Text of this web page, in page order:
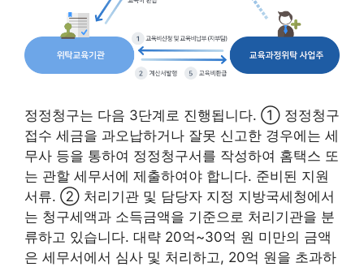
정정청구는 다음 3단계로 진행됩니다. ① 정정청구
접수 세금을 과오납하거나 잘못 신고한 경우에는 세
무사 등을 통하여 정정청구서를 작성하여 홈택스 또
는 관할 세무서에 제출하여야 합니다. 준비된 지원
서류. ② 처리기관 및 담당자 지정 지방국세청에서
는 청구세액과 소득금액을 기준으로 처리기관을 분
류하고 있습니다. 대략 20억~30억 원 미만의 금액
은 세무서에서 심사 및 처리하고, 20억 원을 초과하